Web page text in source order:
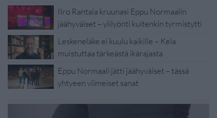
IIro Rantala kruunasi Eppu Normaalin
jäähyväiset – ylilyönti kuitenkin tyrmistytti
Leskeneläke ei kuulu kaikille – Kela
muistuttaa tärkeästä ikärajasta
Eppu Normaali jätti jäähyväiset – tässä
yhtyeen viimeiset sanat